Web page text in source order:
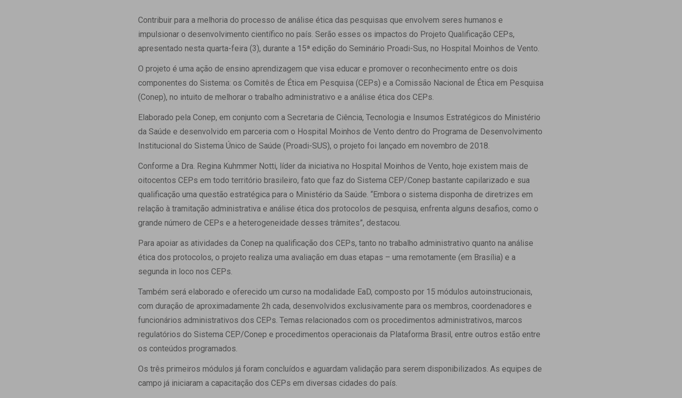
Estrutura de Gestão
Exames - Portal Médico
Farmácia
Responsabilidade Ambiental
Responsabilidade Social
Saúde Digital Moinhos
Cabine Telemedicina
Contribuir para a melhoria do processo de análise ética das pesquisas que envolvem seres humanos e
impulsionar o desenvolvimento científico no país. Serão esses os impactos do Projeto Qualificação CEPs,
apresentado nesta quarta-feira (3), durante a 15ª edição do Seminário Proadi-Sus, no Hospital Moinhos de Vento.
O projeto é uma ação de ensino aprendizagem que visa educar e promover o reconhecimento entre os dois
componentes do Sistema: os Comitês de Ética em Pesquisa (CEPs) e a Comissão Nacional de Ética em Pesquisa
(Conep), no intuito de melhorar o trabalho administrativo e a análise ética dos CEPs.
Elaborado pela Conep, em conjunto com a Secretaria de Ciência, Tecnologia e Insumos Estratégicos do Ministério
da Saúde e desenvolvido em parceria com o Hospital Moinhos de Vento dentro do Programa de Desenvolvimento
Institucional do Sistema Único de Saúde (Proadi-SUS), o projeto foi lançado em novembro de 2018.
Conforme a Dra. Regina Kuhmmer Notti, líder da iniciativa no Hospital Moinhos de Vento, hoje existem mais de
oitocentos CEPs em todo território brasileiro, fato que faz do Sistema CEP/Conep bastante capilarizado e sua
qualificação uma questão estratégica para o Ministério da Saúde. “Embora o sistema disponha de diretrizes em
relação à tramitação administrativa e análise ética dos protocolos de pesquisa, enfrenta alguns desafios, como o
grande número de CEPs e a heterogeneidade desses trâmites”, destacou.
Para apoiar as atividades da Conep na qualificação dos CEPs, tanto no trabalho administrativo quanto na análise
ética dos protocolos, o projeto realiza uma avaliação em duas etapas – uma remotamente (em Brasília) e a
segunda in loco nos CEPs.
Também será elaborado e oferecido um curso na modalidade EaD, composto por 15 módulos autoinstrucionais,
com duração de aproximadamente 2h cada, desenvolvidos exclusivamente para os membros, coordenadores e
funcionários administrativos dos CEPs. Temas relacionados com os procedimentos administrativos, marcos
regulatórios do Sistema CEP/Conep e procedimentos operacionais da Plataforma Brasil, entre outros estão entre
os conteúdos programados.
Os três primeiros módulos já foram concluídos e aguardam validação para serem disponibilizados. As equipes de
campo já iniciaram a capacitação dos CEPs em diversas cidades do país.